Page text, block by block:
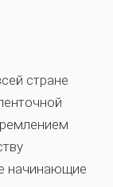
стране
начинающие